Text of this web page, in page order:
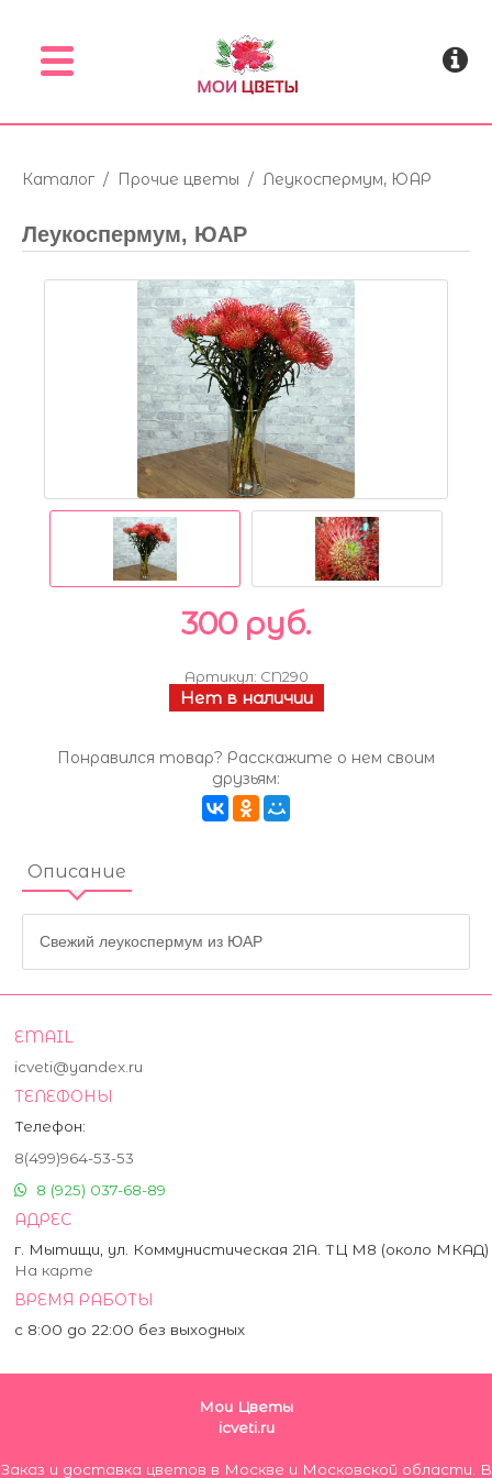
Menu
Каталог / Прочие цветы / Леукоспермум, ЮАР
Леукоспермум, ЮАР
300 руб.
Артикул: CN290
Нет в наличии
Понравился товар? Расскажите о нем своим
друзьям:
Описание
Свежий леукоспермум из ЮАР
EMAIL
icveti@yandex.ru
ТЕЛЕФОНЫ
Телефон:
8(499)964-53-53
8 (925) 037-68-89
АДРЕС
г. Мытищи, ул. Коммунистическая 21А. ТЦ М8 (около МКАД)
На карте
ВРЕМЯ РАБОТЫ
с 8:00 до 22:00 без выходных
Мои Цветы
icveti.ru
Заказ и доставка цветов в Москве и Московской области. В